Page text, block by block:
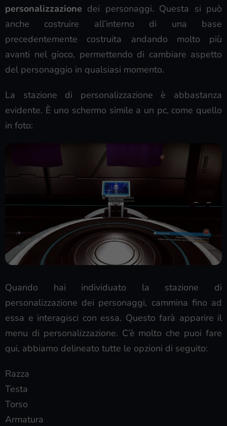
personalizzazione dei personaggi. Questa si può
anche costruire all’interno di una base
precedentemente costruita andando molto più
avanti nel gioco, permettendo di cambiare aspetto
del personaggio in qualsiasi momento.
La stazione di personalizzazione è abbastanza
evidente. È uno schermo simile a un pc, come quello
in foto:
Quando hai individuato la stazione di
personalizzazione dei personaggi, cammina fino ad
essa e interagisci con essa. Questo farà apparire il
menu di personalizzazione. C’è molto che puoi fare
qui, abbiamo delineato tutte le opzioni di seguito:
Razza
Testa
Torso
Armatura